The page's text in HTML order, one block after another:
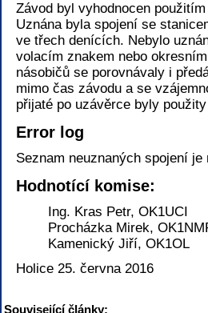
Závod byl vyhodnocen
Uznána byla spojení se
ve třech denících. Nebylo
volacím znakem nebo
násobičů se porovnávaly i
mimo čas závodu a se
přijaté po uzávěrce byly
Error log
Seznam neuznaných spojení
Hodnotící komise:
Ing. Kras Petr, OK1UCI
Procházka Mirek,
Kamenický Jiří, OK1OL
Holice 25. června 2016
Související články: